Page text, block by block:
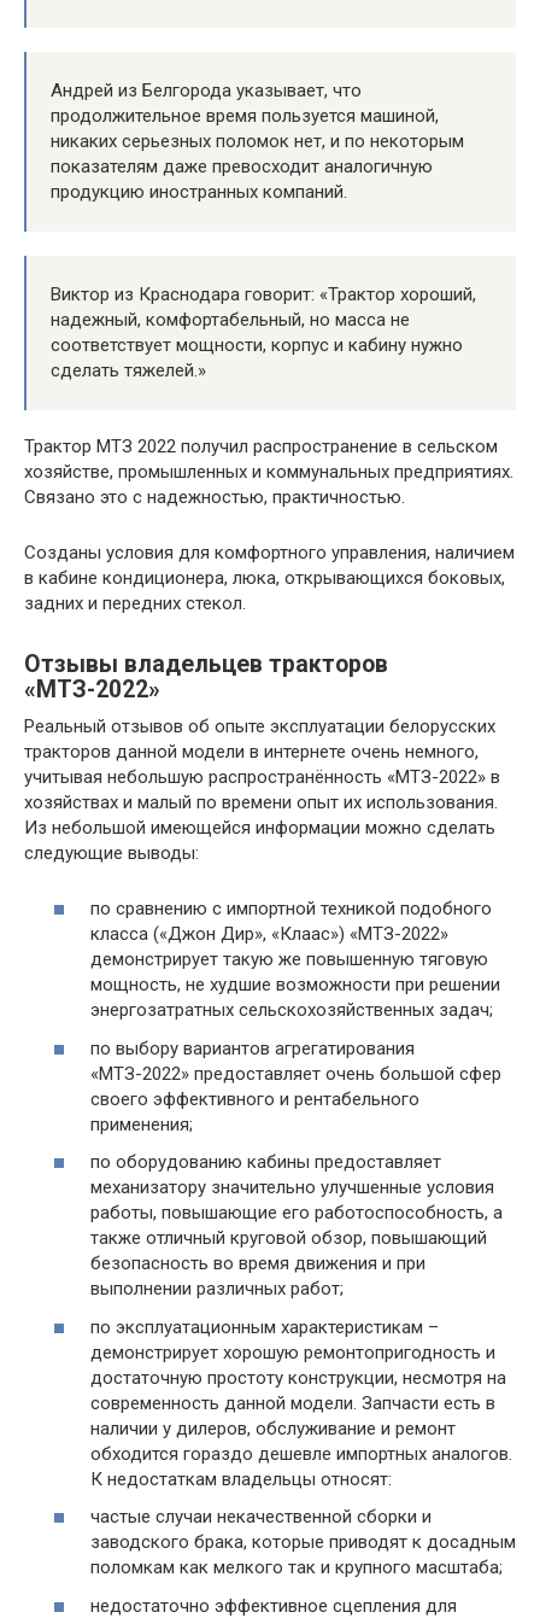
Андрей из Белгорода указывает, что
продолжительное время пользуется машиной,
никаких серьезных поломок нет, и по некоторым
показателям даже превосходит аналогичную
продукцию иностранных компаний.
Виктор из Краснодара говорит: «Трактор хороший,
надежный, комфортабельный, но масса не
соответствует мощности, корпус и кабину нужно
сделать тяжелей.»
Трактор МТЗ 2022 получил распространение в сельском
хозяйстве, промышленных и коммунальных предприятиях.
Связано это с надежностью, практичностью.
Созданы условия для комфортного управления, наличием
в кабине кондиционера, люка, открывающихся боковых,
задних и передних стекол.
Отзывы владельцев тракторов
«МТЗ-2022»
Реальный отзывов об опыте эксплуатации белорусских
тракторов данной модели в интернете очень немного,
учитывая небольшую распространённость «МТЗ-2022» в
хозяйствах и малый по времени опыт их использования.
Из небольшой имеющейся информации можно сделать
следующие выводы:
по сравнению с импортной техникой подобного
класса («Джон Дир», «Клаас») «МТЗ-2022»
демонстрирует такую же повышенную тяговую
мощность, не худшие возможности при решении
энергозатратных сельскохозяйственных задач;
по выбору вариантов агрегатирования
«МТЗ-2022» предоставляет очень большой сфер
своего эффективного и рентабельного
применения;
по оборудованию кабины предоставляет
механизатору значительно улучшенные условия
работы, повышающие его работоспособность, а
также отличный круговой обзор, повышающий
безопасность во время движения и при
выполнении различных работ;
по эксплуатационным характеристикам –
демонстрирует хорошую ремонтопригодность и
достаточную простоту конструкции, несмотря на
современность данной модели. Запчасти есть в
наличии у дилеров, обслуживание и ремонт
обходится гораздо дешевле импортных аналогов.
К недостаткам владельцы относят:
частые случаи некачественной сборки и
заводского брака, которые приводят к досадным
поломкам как мелкого так и крупного масштаба;
недостаточно эффективное сцепления для